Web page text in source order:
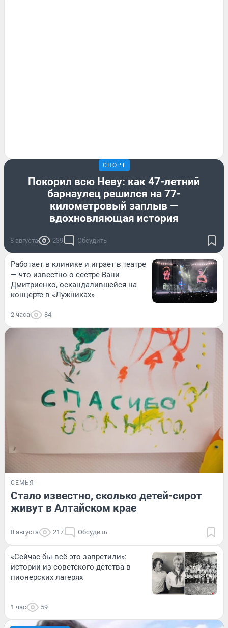
СПОРТ
Покорил всю Неву: как 47-летний
барнаулец решился на 77-
километровый заплыв —
вдохновляющая история
8 августа 239 Обсудить
Работает в клинике и играет в театре
— что известно о сестре Вани
Дмитриенко, оскандалившейся на
концерте в «Лужниках»
2 часа 84
СЕМЬЯ
Стало известно, сколько детей-сирот
живут в Алтайском крае
8 августа 217 Обсудить
«Сейчас бы всё это запретили»:
истории из советского детства в
пионерских лагерях
1 час 59